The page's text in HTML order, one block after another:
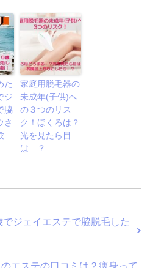
た
ジ
脇
さ
家庭用脱毛器の
未成年(子供)へ
の３つのリス
ク！ほくろは？
光を見たら目
は…？
ジェイエステで脇脱毛した